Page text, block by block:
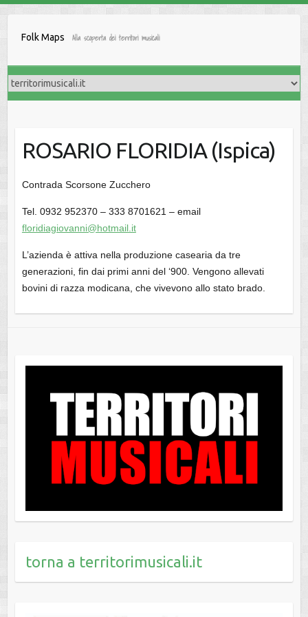
Folk Maps Alla scoperta dei territori musicali
ROSARIO FLORIDIA (Ispica)
Contrada Scorsone Zucchero
Tel. 0932 952370 – 333 8701621 – email
floridiagiovanni@hotmail.it
L’azienda è attiva nella produzione casearia da tre
generazioni, fin dai primi anni del ‘900. Vengono allevati
bovini di razza modicana, che vivevono allo stato brado.
torna a territorimusicali.it